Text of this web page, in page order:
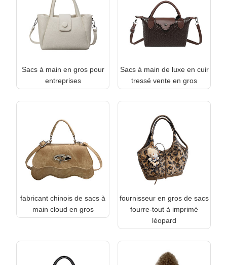
Sacs à main en gros pour
entreprises
Sacs à main de luxe en cuir
tressé vente en gros
fabricant chinois de sacs à
main cloud en gros
fournisseur en gros de sacs
fourre-tout à imprimé
léopard